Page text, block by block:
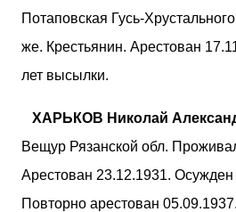
Потаповская Гусь-
же. Крестьянин. Арестован
лет высылки.
ХАРЬКОВ Николай
Вещур Рязанской обл.
Арестован 23.12.1931. Осужден
Повторно арестован